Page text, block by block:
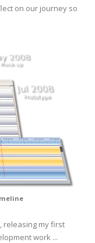
on our journey so
releasing my first
work ...